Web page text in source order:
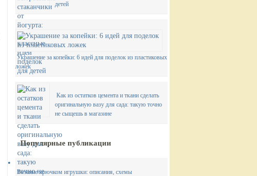
детей
Украшение за копейки: 6 идей для поделок из пластиковых
ложек
Как из остатков цемента и ткани сделать
оригинальную вазу для сада: такую точно
не сыщешь в магазине
Популярные публикации
Вязание крючком игрушки: описания, схемы